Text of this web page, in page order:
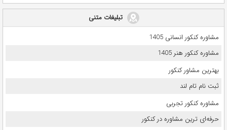
تبلیغات متنی
مشاوره کنکور انسانی 1405
مشاوره کنکور هنر 1405
بهترین مشاور کنکور
ثبت نام تام لند
مشاوره کنکور تجربی
حرفه‌ای ترین مشاوره در کنکور